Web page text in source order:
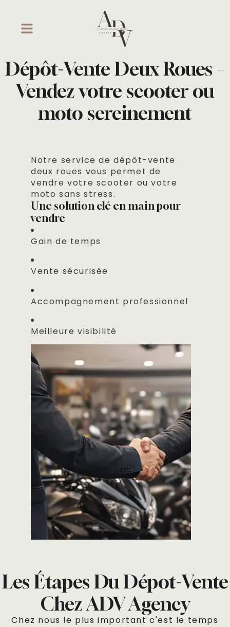
Dépôt-Vente Deux Roues –
Vendez votre scooter ou
moto sereinement
Notre service de dépôt-vente
deux roues vous permet de
vendre votre scooter ou votre
moto sans stress.
Une solution clé en main pour
vendre
Gain de temps
Vente sécurisée
Accompagnement professionnel
Meilleure visibilité
Les Étapes Du Dépot-Vente
Chez ADV Agency
Chez nous le plus important c'est le temps